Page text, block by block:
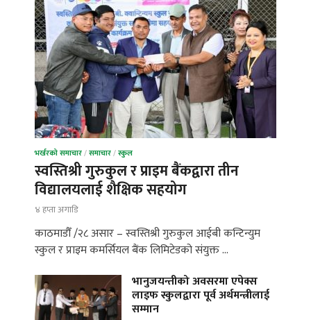
भर्खरको समाचार/समाचार/स्कुल
स्वस्तिश्री गुरुकुल र प्राइम बैंकद्वारा तीन
विद्यालयलाई शैक्षिक सहयोग
४ हप्ता अगाडि
काठमाडौँ /२८ असार – स्वस्तिश्री गुरुकुल आईबी कन्टिन्युम
स्कुल र प्राइम कमर्सियल बैंक लिमिटेडको संयुक्त …
भानुजयन्तीको अवसरमा एपेक्स
लाइफ स्कुलद्वारा पूर्व अर्थमन्त्रीलाई
सम्मान